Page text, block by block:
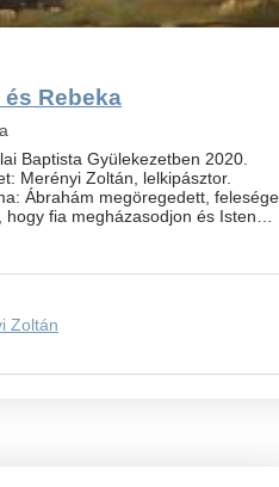
Rebeka
Baptista Gyülekezetben 2020.
Merényi Zoltán, lelkipásztor.
Ábrahám megöregedett, felesége
fia megházasodjon és Isten…
Zoltán